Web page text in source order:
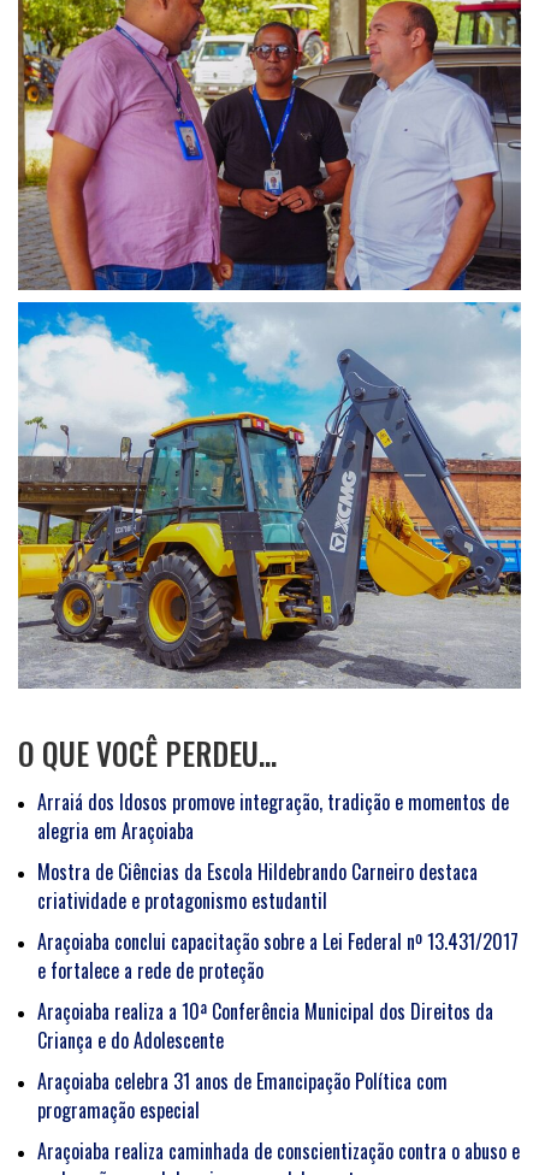
O QUE VOCÊ PERDEU…
Arraiá dos Idosos promove integração, tradição e momentos de
alegria em Araçoiaba
Mostra de Ciências da Escola Hildebrando Carneiro destaca
criatividade e protagonismo estudantil
Araçoiaba conclui capacitação sobre a Lei Federal nº 13.431/2017
e fortalece a rede de proteção
Araçoiaba realiza a 10ª Conferência Municipal dos Direitos da
Criança e do Adolescente
Araçoiaba celebra 31 anos de Emancipação Política com
programação especial
Araçoiaba realiza caminhada de conscientização contra o abuso e